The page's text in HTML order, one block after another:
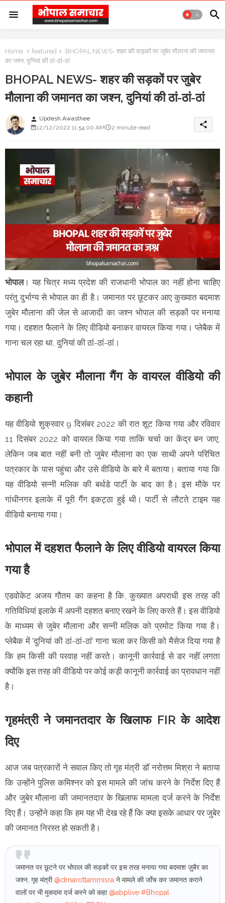
Home featured
BHOPAL NEWS- शहर की सड़कों पर जुबेर मौलाना की जमानत
का जश्न, दुनियां की ठां-ठां-ठां
BHOPAL NEWS- शहर की सड़कों पर जुबेर
मौलाना की जमानत का जश्न, दुनियां की ठां-ठां-ठां
person Updesh Awasthee
12/12/2022 11:54:00 AM
2 minute read share
भोपाल। यह चित्र मध्य प्रदेश की राजधानी भोपाल का नहीं होना चाहिए
परंतु दुर्भाग्य से भोपाल का ही है। जमानत पर छूटकर आए कुख्यात बदमाश
जुबेर मौलाना की जेल से आजादी का जश्न भोपाल की सड़कों पर मनाया
गया। दहशत फैलाने के लिए वीडियो बनाकर वायरल किया गया। प्लेबैक में
गाना चल रहा था, दुनियां की ठां-ठां-ठां।
भोपाल के जुबेर मौलाना गैंग के वायरल वीडियो की
कहानी
यह वीडियो शुक्रवार 9 दिसंबर 2022 की रात शूट किया गया और रविवार
11 दिसंबर 2022 को वायरल किया गया ताकि चर्चा का केंद्र बन जाए,
लेकिन जब बात नहीं बनी तो जुबेर मौलाना का एक साथी अपने परिचित
पत्रकार के पास पहुंचा और उसे वीडियो के बारे में बताया। बताया गया कि
यह वीडियो सन्नी मलिक की बर्थडे पार्टी के बाद का है। इस मौके पर
गांधीनगर इलाके में पूरी गैंग इकट्ठा हुई थी। पार्टी से लौटते टाइम यह
वीडियो बनाया गया।
भोपाल में दहशत फैलाने के लिए वीडियो वायरल किया
गया है
एडवोकेट अजय गौतम का कहना है कि, कुख्यात अपराधी इस तरह की
गतिविधियां इलाके में अपनी दहशत बनाए रखने के लिए करते हैं। इस वीडियो
के माध्यम से जुबेर मौलाना और सन्नी मलिक को प्रमोट किया गया है।
प्लेबैक में 'दुनियां की ठां-ठां-ठां' गाना चला कर किसी को मैसेज दिया गया है
कि हम किसी की परवाह नहीं करते। कानूनी कार्रवाई से डर नहीं लगता
क्योंकि इस तरह की वीडियो पर कोई कड़ी कानूनी कार्रवाई का प्रावधान नहीं
है।
गृहमंत्री ने जमानतदार के खिलाफ FIR के आदेश
दिए
आज जब पत्रकारों ने सवाल किए तो गृह मंत्री डॉ नरोत्तम मिश्रा ने बताया
कि उन्होंने पुलिस कमिश्नर को इस मामले की जांच करने के निर्देश दिए हैं
और जुबेर मौलाना की जमानतदार के खिलाफ मामला दर्ज करने के निर्देश
दिए हैं। उन्होंने कहा कि हम यह भी देख रहे हैं कि क्या इसके आधार पर जुबेर
की जमानत निरस्त हो सकती है।
जमानत पर छूटने पर भोपाल की सड़कों पर इस तरह मनाया गया बदमाश ज़ुबैर का
जश्न, गृह मंत्री @drnarottammisra ने मामले की जाँच कर जमानत कराने
वालों पर भी मुकदमा दर्ज करने को कहा @abplive #Bhopal